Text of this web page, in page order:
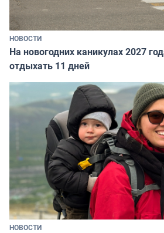
НОВОСТИ
На новогодних каникулах 2027
отдыхать 11 дней
НОВОСТИ